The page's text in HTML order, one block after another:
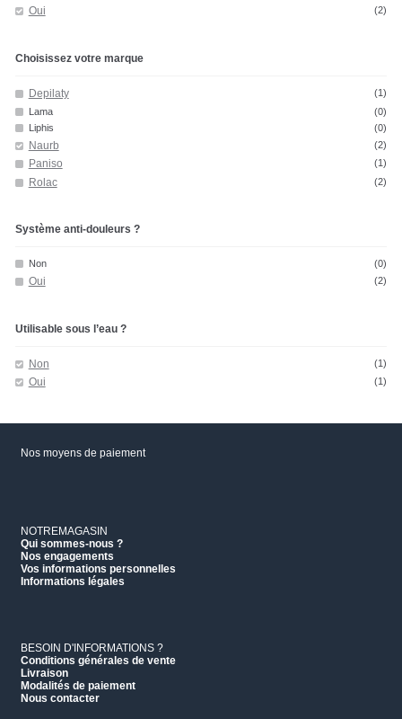
Oui (2)
Choisissez votre marque
Depilaty
(1)
Lama
(0)
Liphis
(0)
Naurb (2)
Paniso (1)
Rolac (2)
Système anti-douleurs ?
Non (0)
Oui (2)
Utilisable sous l’eau ?
Non (1)
Oui (1)
Nos moyens de paiement
NOTREMAGASIN
Qui sommes-nous ?
Nos engagements
Vos informations personnelles
Informations légales
BESOIN D'INFORMATIONS ?
Conditions générales de vente
Livraison
Modalités de paiement
Nous contacter